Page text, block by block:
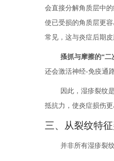
会直接分解角质层中
使已受损的角质层更
常见，这与炎症后期
搔抓与摩擦的“二
还会激活神经-免疫通
因此，湿疹裂纹
抵抗力，使炎症损伤
三、从裂纹特
并非所有湿疹裂